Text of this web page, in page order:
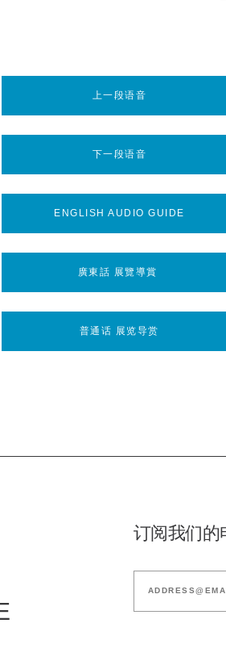
上一段语音
下一段语音
ENGLISH AUDIO GUIDE
廣東話 展覽導賞
普通话 展览导赏
订阅我们的